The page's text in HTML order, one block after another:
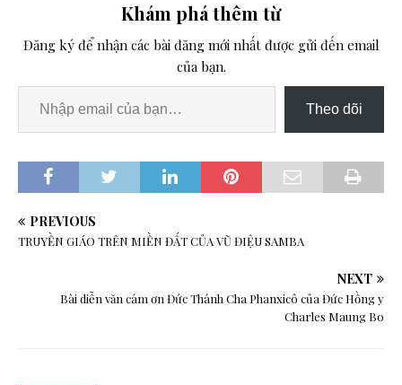
Khám phá thêm từ
Đăng ký để nhận các bài đăng mới nhất được gửi đến email
của bạn.
Theo dõi
PREVIOUS
TRUYỀN GIÁO TRÊN MIỀN ĐẤT CỦA VŨ ĐIỆU SAMBA
NEXT
Bài diễn văn cám ơn Đức Thánh Cha Phanxicô của Đức Hồng y
Charles Maung Bo